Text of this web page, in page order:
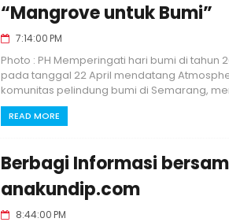
“Mangrove untuk Bumi”
7:14:00 PM
Photo : PH Memperingati hari bumi di tahun
pada tanggal 22 April mendatang
komunitas pelindung bumi di Semarang,
READ MORE
Berbagi Informasi
anakundip.com
8:44:00 PM